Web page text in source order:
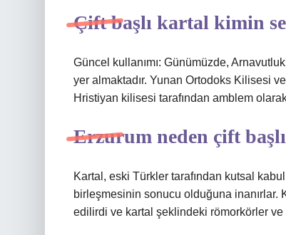
Çift başlı kartal kimin
Güncel kullanımı: Günümüzde,
yer almaktadır. Yunan Ortodoks Kilisesi
Hristiyan kilisesi tarafından amblem
Erzurum neden çift
Kartal, eski Türkler tarafından kutsal
birleşmesinin sonucu olduğuna inanırlar.
edilirdi ve kartal şeklindeki römorkörler